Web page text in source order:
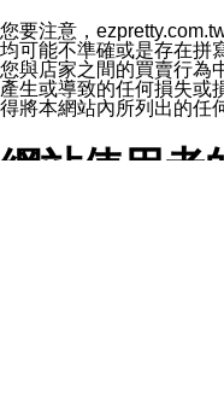
5.開關「接收LINE通知
❗️關閉「接收通知型訊
您要注意，
均可能不準確或是存在拼
您與店家之間的買賣行為
產生或導致的任何損失或
得將本網站內所列出的任
網站使用者